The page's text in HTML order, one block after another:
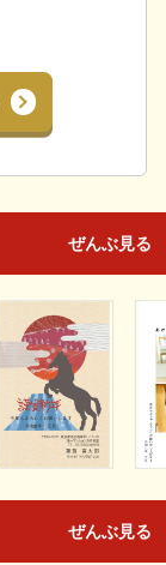
ぜんぶ見る
ぜんぶ見る